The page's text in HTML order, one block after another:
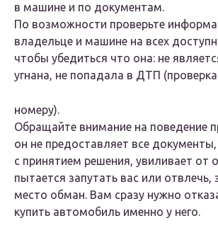
в машине и по документам.
По возможности проверьте
владельце и машине на всех
чтобы убедиться что она: не
угнана, не попадала в ДТП (проверка
номеру).
Обращайте внимание на поведение
он не предоставляет все
с принятием решения, увиливает от
пытается запутать вас или отвлечь,
место обман. Вам сразу нужно
купить автомобиль именно у него.